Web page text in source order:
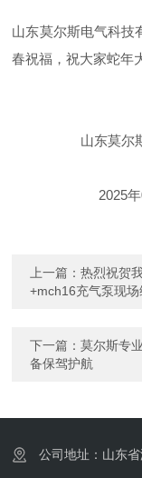
山东莫尔斯电气科技
春祝福，祝大家蛇年
山东莫尔斯电
2025年01
上一篇：热烈祝贺
+mch16充气泵现场
下一篇：莫尔斯专
备保驾护航
公司地址：山东